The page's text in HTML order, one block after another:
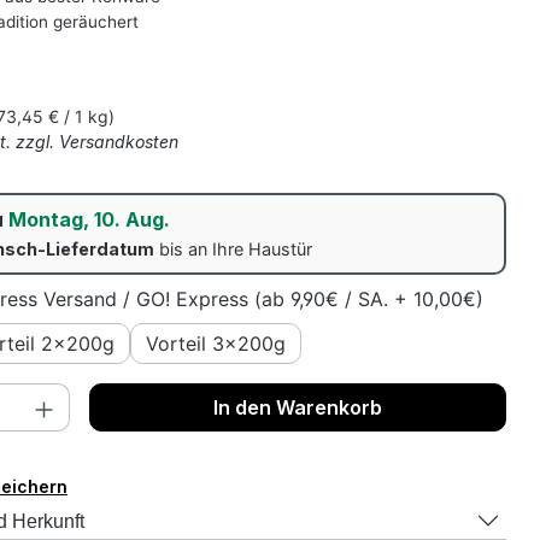
geräuchert
€ / 1 kg)
zzgl. Versandkosten
Montag, 10. Aug.
Lieferdatum bis an Ihre Haustür
Versand / GO! Express (ab 9,90€ / SA. + 10,00€)
2x200g Vorteil 3x200g
Gib den gewünschten Wert
In den Warenkorb
Herkunft